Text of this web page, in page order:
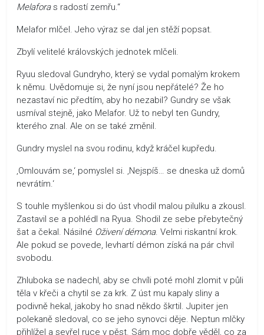
Melaforas radostí zemřu.“
Melafor mlčel. Jeho výraz se dal jen stěží popsat.
Zbylí velitelé královských jednotek mlčeli.
Ryuu sledoval Gundryho, který se vydal pomalým krokem
k němu. Uvědomuje si, že nyní jsou nepřátelé? Že ho
nezastaví nic předtím, aby ho nezabil? Gundry se však
usmíval stejně, jako Melafor. Už to nebyl ten Gundry,
kterého znal. Ale on se také změnil.
Gundry myslel na svou rodinu, když kráčel kupředu.
‚Omlouvám se,‘ pomyslel si. ‚Nejspíš… se dneska už domů
nevrátím.‘
S touhle myšlenkou si do úst vhodil malou pilulku a zkousl.
Zastavil se a pohlédl na Ryua. Shodil ze sebe přebytečný
šat a čekal. Násilné Oživení démona. Velmi riskantní krok.
Ale pokud se povede, levhartí démon získá na pár chvil
svobodu.
Zhluboka se nadechl, aby se chvíli poté mohl zlomit v půli
těla v křeči a chytil se za krk. Z úst mu kapaly sliny a
podivně hekal, jakoby ho snad někdo škrtil. Jupiter jen
polekaně sledoval, co se jeho synovci děje. Neptun mlčky
přihlížel a sevřel ruce v pěst. Sám moc dobře věděl, co za